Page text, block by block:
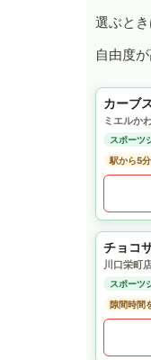
選ぶと
自由度
カーブ
ミエルか
スポーツ
駅から5
チョコ
川口栄町
スポーツ
隙間時間